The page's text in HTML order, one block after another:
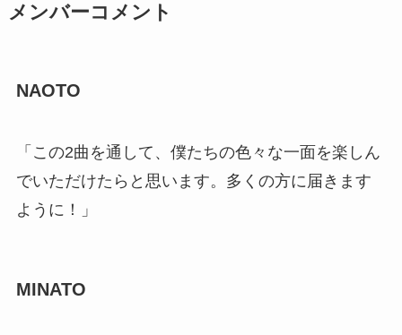
メンバーコメント
NAOTO
「この2曲を通して、僕たちの色々な一面を楽しん
でいただけたらと思います。多くの方に届きます
ように！」
MINATO